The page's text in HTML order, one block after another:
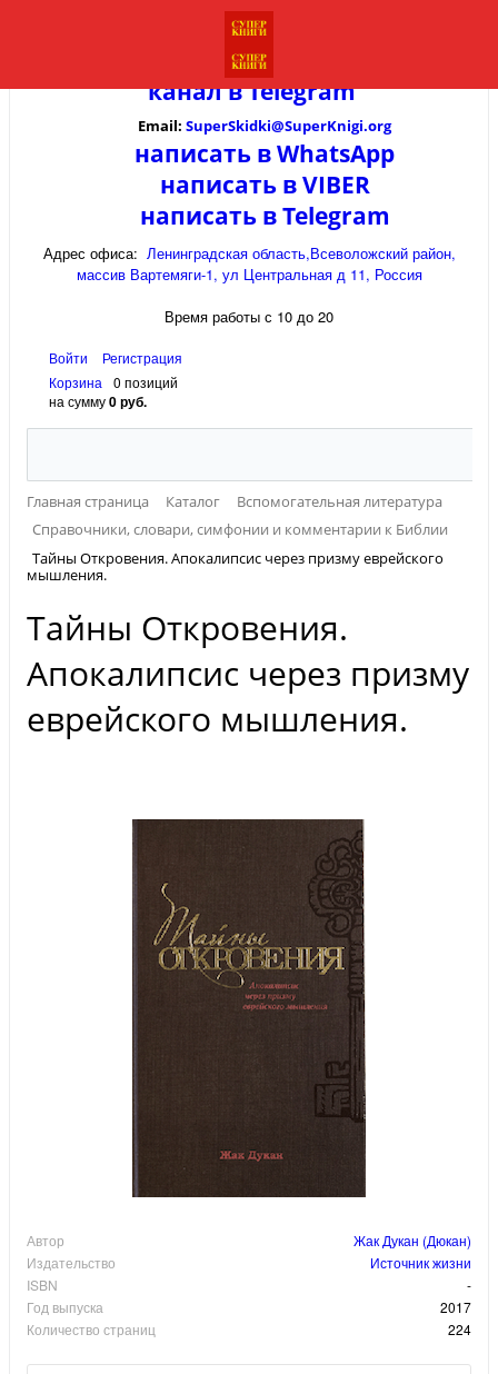
канал вTelegram
Email: SuperSkidki@SuperKnigi.org
написать в WhatsApp
написать в VIBER
написать в Telegram
Адрес офиса: Ленинградская область,Всеволожский район,
массив Вартемяги-1, ул Центральная д 11, Россия
Время работы с 10 до 20
Войти
Регистрация
Корзина
0 позиций
на сумму0 руб.
Главная страница Каталог
Вспомогательная литература
Справочники, словари, симфонии и комментарии к Библии
Тайны Откровения. Апокалипсис через призму еврейского
мышления.
Тайны Откровения.
Апокалипсис через призму
еврейского мышления.
Автор
Жак Дукан (Дюкан)
Издательство
Источник жизни
ISBN
-
Год выпуска
2017
Количество страниц
224